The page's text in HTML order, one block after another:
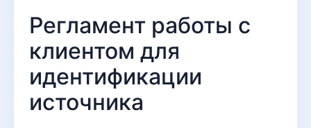
Регламент работы с
клиентом для
идентификации
источника